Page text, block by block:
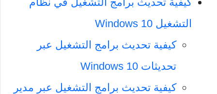
التشغيل Windows 10
كيفية تحديث برامج التشغيل عبر
تحديثات Windows 10
كيفية تحديث برامج التشغيل عبر مدير